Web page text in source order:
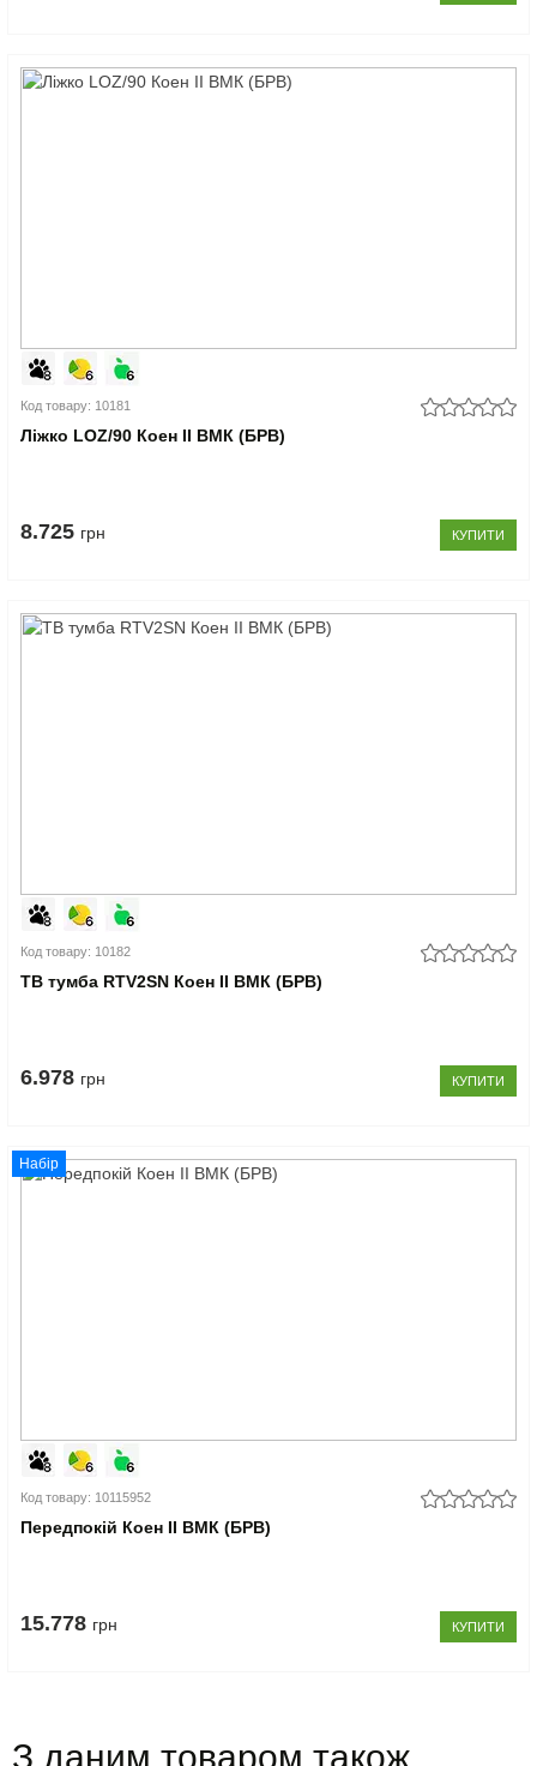
Код товару: 10181
Ліжко LOZ/90 Коен II ВМК (БРВ)
8.725 грн КУПИТИ
Код товару: 10182
ТВ тумба RTV2SN Коен II ВМК (БРВ)
6.978 грн КУПИТИ
Набір
Код товару: 10115952
Передпокій Коен II ВМК (БРВ)
15.778 грн КУПИТИ
З даним товаром також